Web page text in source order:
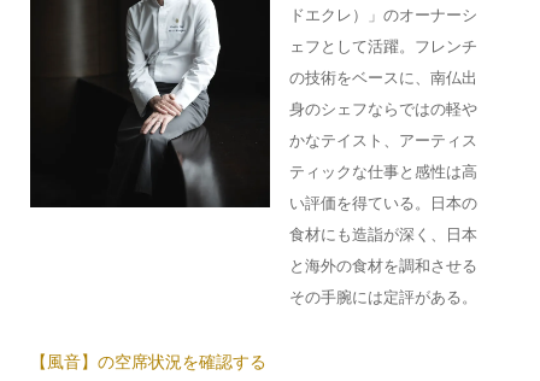
ドエクレ）」のオーナーシ
ェフとして活躍。フレンチ
の技術をベースに、南仏出
身のシェフならではの軽や
かなテイスト、アーティス
ティックな仕事と感性は高
い評価を得ている。日本の
食材にも造詣が深く、日本
と海外の食材を調和させる
その手腕には定評がある。
【風音】の空席状況を確認する